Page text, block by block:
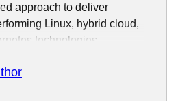
approach to deliver
Linux, hybrid cloud,
technologies.
integrate new and